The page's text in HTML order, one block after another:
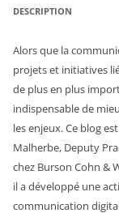
DESCRIPTION
Alors que la
projets et initiatives
de plus en plus
indispensable de
les enjeux. Ce blog
Malherbe, Deputy
chez Burson Cohn &
il a développé une
communication